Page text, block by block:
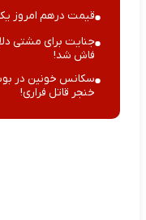
قیمت درهم امروز یکشنبه ۱۸
جنایت برای مشتی
فاش شد!
سکانس خونین در
خنجر قاتل فراری!